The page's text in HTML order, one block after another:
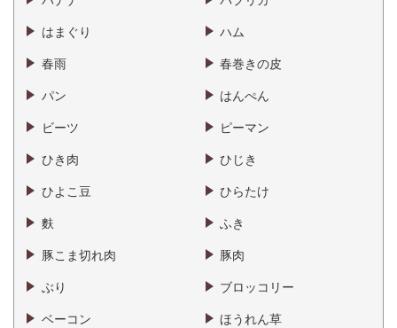
はまぐり ハム
春雨 春巻きの皮
パン はんぺん
ビーツ ピーマン
ひき肉 ひじき
ひよこ豆 ひらたけ
麩 ふき
豚こま切れ肉 豚肉
ぶり ブロッコリー
ベーコン ほうれん草